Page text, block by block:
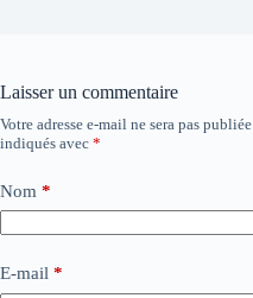
Laisser un commentaire
Votre adresse e-mail ne sera pas publiée.
indiqués avec *
Nom *
E-mail *